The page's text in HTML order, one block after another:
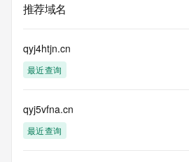
推荐域名
qyj4htjn.cn
最近查询
qyj5vfna.cn
最近查询